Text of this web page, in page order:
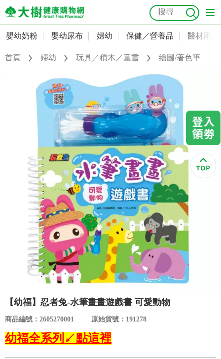
嬰幼奶粉
保健／營養品
成人照護
美容／個人清潔
食品／健康食補
優惠活動
關於我們
奶瓶奶嘴
會員資料及密碼修改
訂單查詢
紅利點數查詢
購物金查詢
優惠券領取
優惠券查詢
嬰幼奶粉 嬰幼尿布 婦幼 保健／營養品 醫材用品
首頁 婦幼 玩具／積木／童書 繪圖/著色筆
【幼福】忍者兔-水筆畫畫遊戲書 可愛動物
商品編號：2605270001 原始貨號：191278
幼福全系列↙點這裡